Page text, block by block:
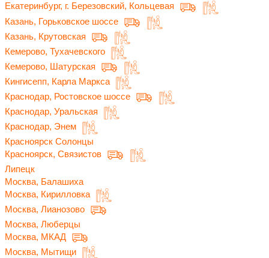
Екатеринбург, г. Березовский, Кольцевая
Казань, Горьковское шоссе
Казань, Крутовская
Кемерово, Тухачевского
Кемерово, Шатурская
Кингисепп, Карла Маркса
Краснодар, Ростовское шоссе
Краснодар, Уральская
Краснодар, Энем
Красноярск Солонцы
Красноярск, Связистов
Липецк
Москва, Балашиха
Москва, Кирилловка
Москва, Лианозово
Москва, Люберцы
Москва, МКАД
Москва, Мытищи